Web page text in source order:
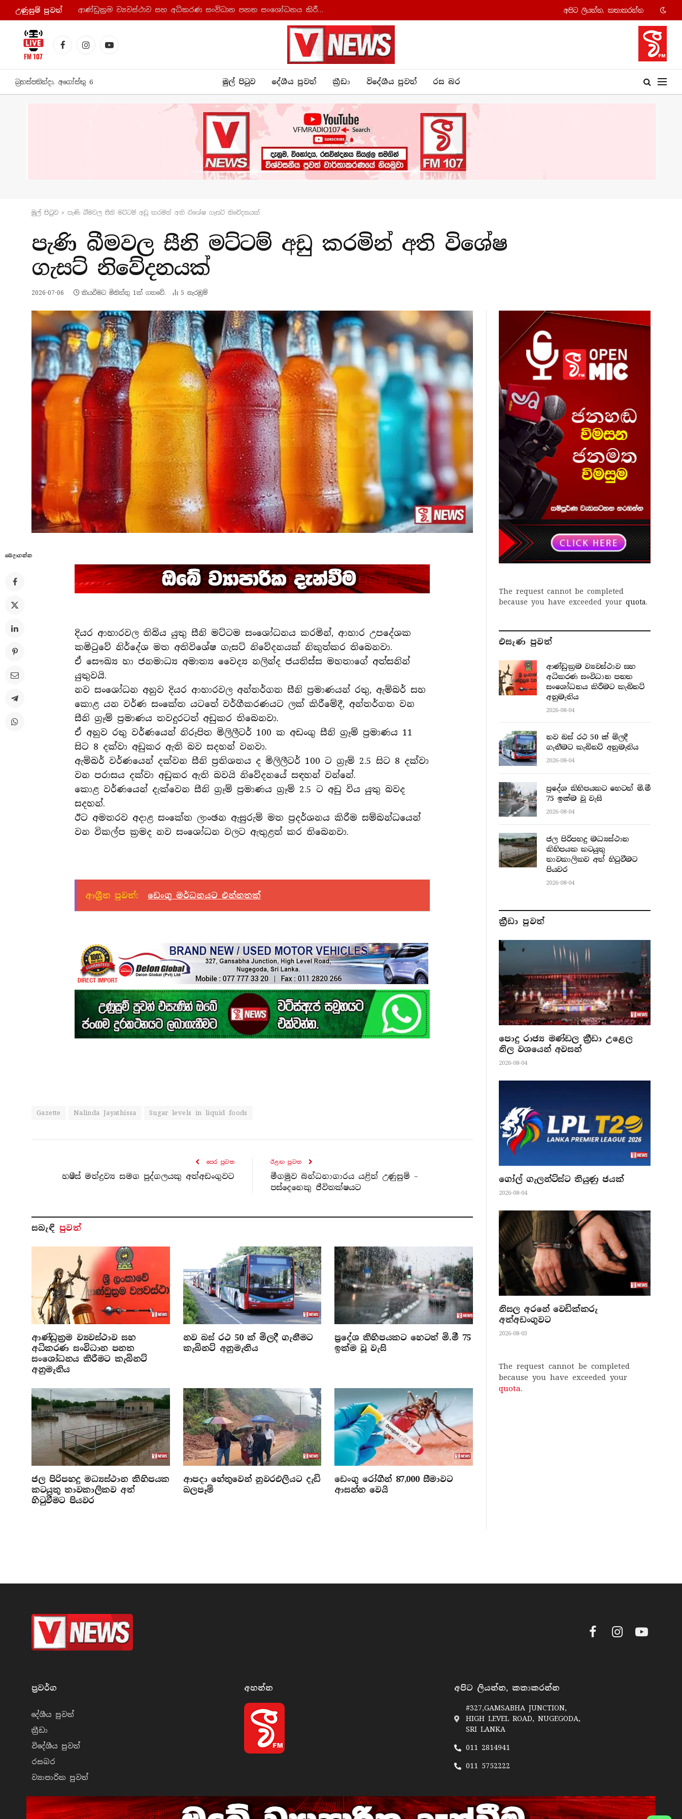
උණුසුම් පුව​ත් ආණ්ඩුක්‍රම ව්‍යවස්ථාව සහ අධිකරණ සංවිධාන පනත සංශෝධනය කිරීමට කැබිනට් අනුමැතිය අපි​ට ලියන්න, කතාකරන්​න
FacebookInstagramYouTube
බ්‍රහස්පතින්දා, අගෝස්තු 6 මුල් පිටුව දේශීය පුව​ත් ක්‍රී​ඩා විදේශීය පුවත් රස බ​ර
මුල් පිටු​ව » පැණි බීමවල සීනි මට්ටම් අඩු කරමින් අති විශේෂ ගැසට් නිවේදනයක්
පැණි බීමවල සීනි මට්ටම් අඩු කරමින් අති විශේෂ
ගැසට් නිවේදනයක්
2026-07-06 කියවීමට මිනිත්තු 1ක් ගතවේ. 5 නැරඹු​ම්
බෙදාගන්​න
දියර ආහාරවල තිබිය යුතු සීනි මට්ටම සංශෝධනය කරමින්, ආහාර උපදේශක
කමිටුවේ නිර්දේශ මත අතිවිශේෂ ගැසට් නිවේදනයක් නිකුත්කර තිබෙනවා.
ඒ සෞඛ්‍ය හා ජනමාධ්‍ය අමාත්‍ය වෛද්‍ය නලින්ද ජයතිස්ස මහතාගේ අත්සනින්
යුතුවයි.
නව සංශෝධන අනුව දියර ආහාරවල අන්තර්ගත සීනි ප්‍රමාණයන් රතු, ඇම්බර් සහ
කොළ යන වර්ණ සංකේත යටතේ වර්ගීකරණයට ලක් කිරීමේදී, අන්තර්ගත වන
සීනි ග්‍රෑම් ප්‍රමාණය තවදුරටත් අඩුකර තිබෙනවා.
ඒ අනුව රතු වර්ණයෙන් නිරූපිත මිලිලීටර් 100 ක අඩංගු සීනි ග්‍රෑම් ප්‍රමාණය 11
සිට 8 දක්වා අඩුකර ඇති බව සදහන් වනවා.
ඇම්බර් වර්ණයෙන් දක්වන සීනි ප්‍රතිශතය ද මිලිලීටර් 100 ට ග්‍රෑම් 2.5 සිට 8 දක්වා
වන පරාසය දක්වා අඩුකර ඇති බවයි නිවේදනයේ සඳහන් වන්නේ.
කොළ වර්ණයෙන් දැක්වෙන සීනි ග්‍රෑම් ප්‍රමාණය ග්‍රෑම් 2.5 ට අඩු විය යුතු බවද
සදහන්.
ඊට අමතරව අදාළ සංකේත ලාංඡන ඇසුරුම් මත ප්‍රදර්ශනය කිරීම සම්බන්ධයෙන්
වන විකල්ප ක්‍රමද නව සංශෝධන වලට ඇතුළත් කර තිබෙනවා.
ආශ්‍රීත පුවත්: ඩෙංගු මර්ධනයට එන්නතක්
Gazette Nalinda Jayathissa Sugar levels in liquid foods
පෙර පුව​ත
හෂීස් මත්ද්‍රව්‍ය සමග පුද්ගලයකු අත්අඩංගුවට
ඊළඟ පුව​ත
මීගමුව බන්ධනාගාරය යළිත් උණුසුම් –
පස්දෙනෙකු ජීවිතක්ෂයට
සබැ​ඳි පුවත්
ආණ්ඩුක්‍රම ව්‍යවස්ථාව සහ
අධිකරණ සංවිධාන පනත
සංශෝධනය කිරීමට කැබිනට්
අනුමැතිය
නව බස් රථ 50 ක් මිලදී ගැනීමට
කැබිනට් අනුමැතිය
ප්‍රදේශ කිහිපයකට හෙටත් මි.මී 75
ඉක්ම වූ වැසි
ජල පිරිපහදු මධ්‍යස්ථාන කිහිපයක
කටයුතු තාවකාලිකව අත්
හිටුවීමට පියවර
ආපදා හේතුවෙන් නුවරඑලියට දැඩි
බලපෑම්
ඩෙංගු රෝගීන් 87,000 සීමාවට
ආසන්න වෙයි
The request cannot be completed
because you have exceeded your quota.
එසැණ පුව​ත්
ආණ්ඩුක්‍රම ව්‍යවස්ථාව සහ
අධිකරණ සංවිධාන පනත
සංශෝධනය කිරීමට කැබිනට්
අනුමැතිය
2026-08-04
නව බස් රථ 50 ක් මිලදී
ගැනීමට කැබිනට් අනුමැතිය
2026-08-04
ප්‍රදේශ කිහිපයකට හෙටත් මි.මී
75 ඉක්ම වූ වැසි
2026-08-04
ජල පිරිපහදු මධ්‍යස්ථාන
කිහිපයක කටයුතු
තාවකාලිකව අත් හිටුවීමට
පියවර
2026-08-04
ක්‍රීඩා පුවත්
පොදු රාජ්‍ය මණ්ඩල ක්‍රීඩා උළෙල
නිල වශයෙන් අවසන්
2026-08-04
ගෝල් ගැලන්ට්ස්ට තියුණු ජයක්
2026-08-04
නිසල අරනේ වෙඩික්කරු
අත්අඩංගුවට
2026-08-03
The request cannot be completed
because you have exceeded your
quota.
FacebookInstagramYouTube
ප්‍රවර්​ග
දේශීය පුව​ත්
ක්‍රී​ඩා
විදේශීය පුව​ත්
රසබ​ර
ව්‍යාපාරික පුව​ත්
අහන්​න අපිට ලියන්න, කතාකරන්න
#327,GAMSABHA JUNCTION,
HIGH LEVEL ROAD, NUGEGODA,
SRI LANKA
011 2814941
011 5752222